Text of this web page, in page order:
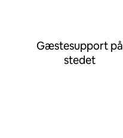
Gæstesupport på
stedet